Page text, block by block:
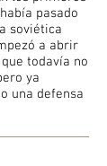
pasado
soviética
a abrir
todavía no
ya
una defensa